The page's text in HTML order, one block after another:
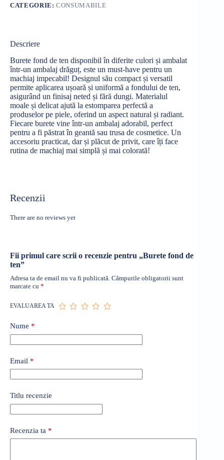
CATEGORIE:CONSUMABILE
Descriere
Burete fond de ten disponibil în diferite culori și ambalat
într-un ambalaj drăguț, este un must-have pentru un
machiaj impecabil! Designul său compact și versatil
permite aplicarea ușoară și uniformă a fondului de ten,
asigurând un finisaj neted și fără dungi. Materialul
moale și delicat ajută la estomparea perfectă a
produselor pe piele, oferind un aspect natural și radiant.
Fiecare burete vine într-un ambalaj adorabil, perfect
pentru a fi păstrat în geantă sau trusa de cosmetice. Un
accesoriu practicat, dar și plăcut de privit, care îți face
rutina de machiaj mai simplă și mai colorată!
Recenzii
There are no reviews yet
Fii primul care scrii o recenzie pentru „Burete fond de
ten”
Adresa ta de email nu va fi publicată. Câmpurile obligatorii sunt
marcate cu *
EVALUAREA TA
Nume *
Email *
Titlu recenzie
Recenzia ta *